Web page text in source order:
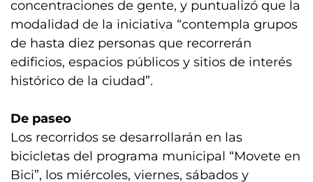
concentraciones de gente, y puntualizó que la
modalidad de la iniciativa “contempla grupos
de hasta diez personas que recorrerán
edificios, espacios públicos y sitios de interés
histórico de la ciudad”.
De paseo
Los recorridos se desarrollarán en las
bicicletas del programa municipal “Movete en
Bici”, los miércoles, viernes, sábados y